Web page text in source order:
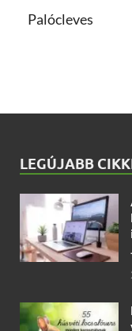
Palócleves
LEGÚJABB